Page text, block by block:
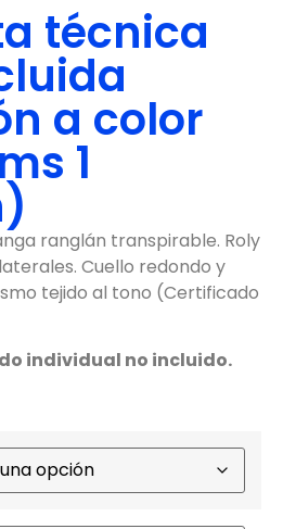
técnica
a color
1
ranglán transpirable. Roly
Cuello redondo y
tejido al tono (Certificado
individual no incluido.